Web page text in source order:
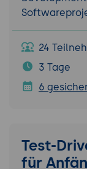
24
3 Tage
6
Test-
für